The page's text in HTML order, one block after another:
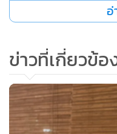
มะเขือ” บริเวณเขาพระวิ
ได้ ที่นี่ฝ่ายกัมพูชา ได้สร้า
เบ็ดเสร็จ ช่องอานม้า จ.อุ
ที่ “ปราสาทตาควาย” กำลั
หรือว่าจะให้ทหารกัมพูชา
เมือนธม หลังการปะทะเ
อ่
ข่าวที่เกี่ยวข้อ